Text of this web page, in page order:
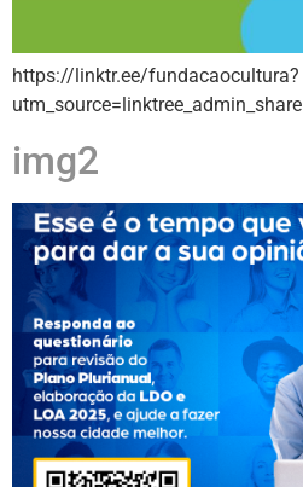
https://linktr.ee/fundacaocultura?
utm_source=linktree_admin_share
img2